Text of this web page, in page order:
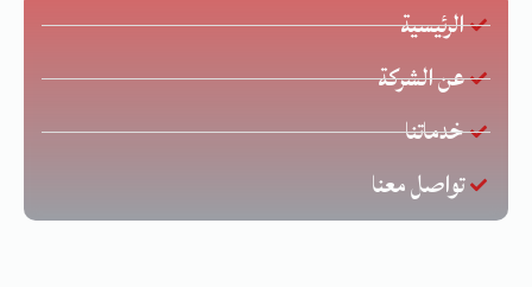
الرئيسية
عن الشركة
خدماتنا
تواصل معنا